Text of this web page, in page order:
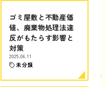
ゴミ屋敷と不動産価
値、廃棄物処理法違
反がもたらす影響と
対策
2025.06.11
未分類